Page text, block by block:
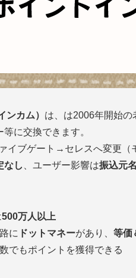
カム） は、は2006年開始
に交換できます。
イブゲート→セレスへ変更（
なし
、ユーザー影響は振込元
500万人以上
に ドットマネーがあり、 等価
でもポイントを獲得できる